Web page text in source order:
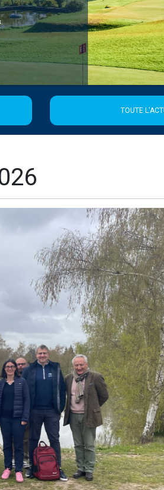
Retrouvez la 21ème
TOUTE